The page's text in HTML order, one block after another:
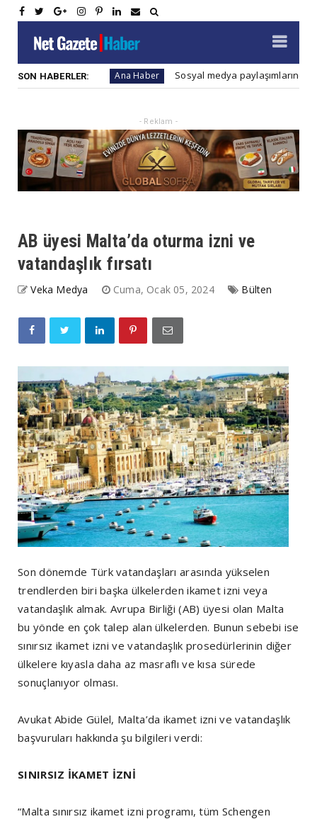
SON HABERLER:
7 yolu Ana Haber Sosyal medya paylaşımlarında dikkat
- Reklam -
AB üyesi Malta’da oturma izni ve
vatandaşlık fırsatı
Veka Medya Cuma, Ocak 05, 2024 Bülten
Son dönemde Türk vatandaşları arasında yükselen
trendlerden biri başka ülkelerden ikamet izni veya
vatandaşlık almak. Avrupa Birliği (AB) üyesi olan Malta
bu yönde en çok talep alan ülkelerden. Bunun sebebi ise
sınırsız ikamet izni ve vatandaşlık prosedürlerinin diğer
ülkelere kıyasla daha az masraflı ve kısa sürede
sonuçlanıyor olması.
Avukat Abide Gülel, Malta’da ikamet izni ve vatandaşlık
başvuruları hakkında şu bilgileri verdi:
SINIRSIZ İKAMET İZNİ
“Malta sınırsız ikamet izni programı, tüm Schengen